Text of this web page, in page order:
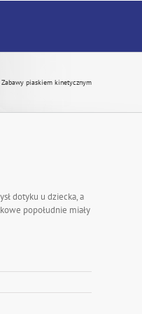
Zabawy piaskiem kinetycznym
dotyku u dziecka, a
popołudnie miały